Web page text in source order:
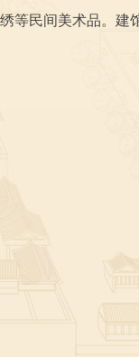
等民间美术品。建